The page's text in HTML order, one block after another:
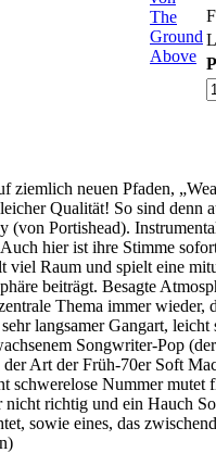
ziemlich neuen Pfaden,
Qualität! So sind
Portishead).
hier ist ihre Stimme
Raum und spielt eine
beiträgt. Besagte
Thema immer
langsamer Gangart,
Songwriter-Pop
Art der Früh-70er Soft
Nummer
richtig und ein Hauch
sowie eines, das